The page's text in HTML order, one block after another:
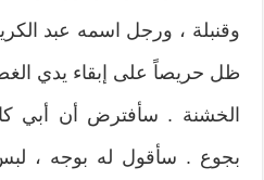
وقنبلة ، ورجل اسمه عبد
ظل حريصاً على إبقاء يدي
الخشنة . سأفترض أن أبي
بجوع . سأقول له بوجه ،